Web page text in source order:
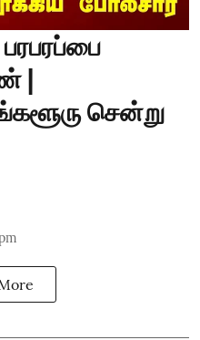
|
சென்று